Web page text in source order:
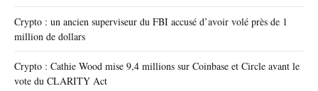
Crypto : un ancien superviseur du FBI accusé d’avoir volé près de 1
million de dollars
Crypto : Cathie Wood mise 9,4 millions sur Coinbase et Circle avant le
vote du CLARITY Act